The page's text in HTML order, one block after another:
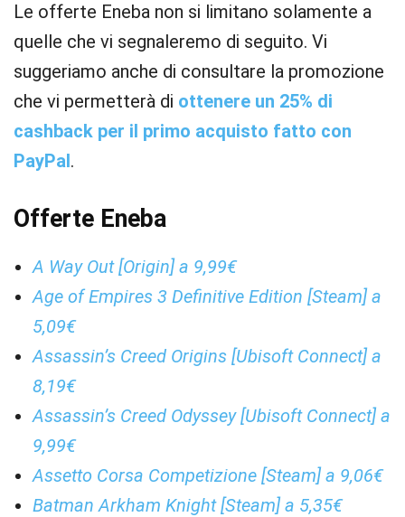
Le offerte Eneba non si limitano solamente a
quelle che vi segnaleremo di seguito. Vi
suggeriamo anche di consultare la promozione
che vi permetterà di ottenere un 25% di
cashback per il primo acquisto fatto con
PayPal.
Offerte Eneba
A Way Out [Origin] a 9,99€
Age of Empires 3 Definitive Edition [Steam] a
5,09€
Assassin’s Creed Origins [Ubisoft Connect] a
8,19€
Assassin’s Creed Odyssey [Ubisoft Connect] a
9,99€
Assetto Corsa Competizione [Steam] a 9,06€
Batman Arkham Knight [Steam] a 5,35€